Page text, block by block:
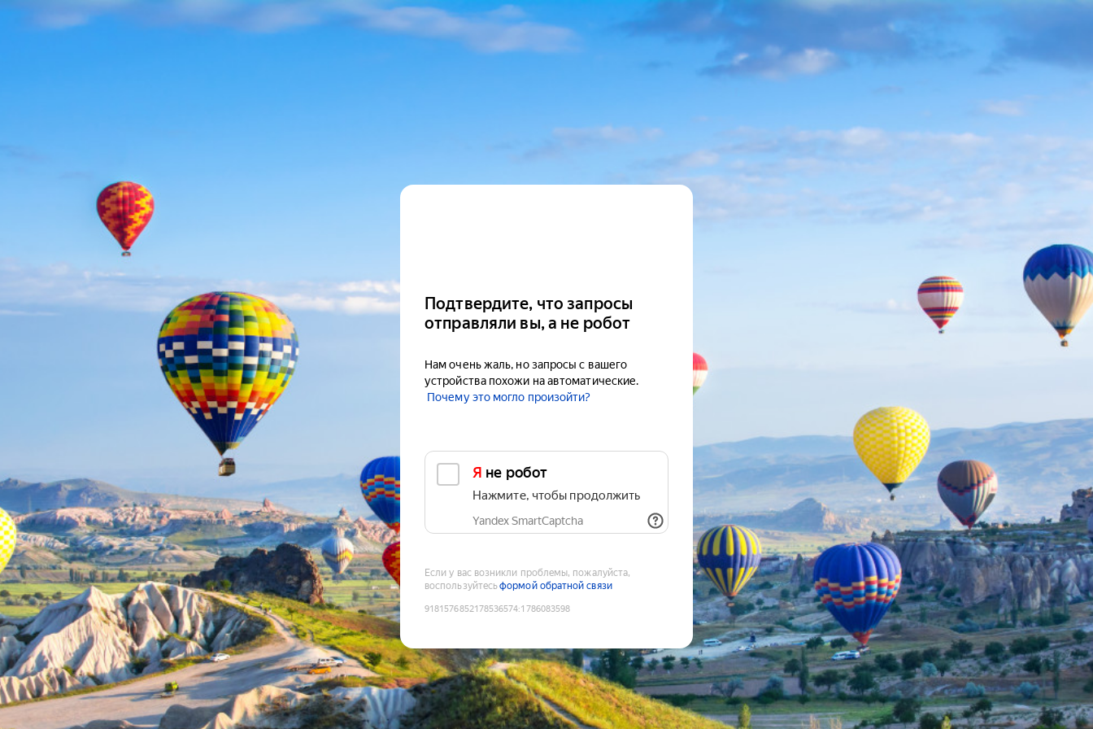
Подтвердите, что запросы
отправляли вы, а не робот
Нам очень жаль, но запросы с вашего
устройства похожи на автоматические.
Почему это могло произойти?
Я не робот
Нажмите, чтобы продолжить
Yandex SmartCaptcha
Если у вас возникли проблемы, пожалуйста,
воспользуйтесьформой обратной связи
9181576852178536574:1786083598